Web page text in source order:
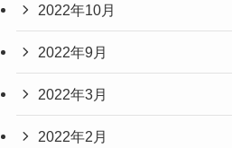
2022年10月
2022年9月
2022年3月
2022年2月